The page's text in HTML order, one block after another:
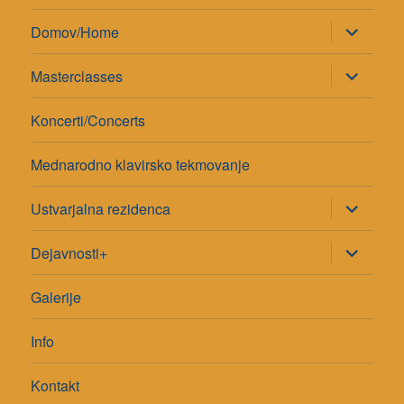
Domov/Home razširi
pod-
meni
Masterclasses
razširi
pod-
meni
Koncerti/Concerts
Mednarodno klavirsko tekmovanje
Ustvarjalna rezidenca razširi
pod-
meni
Dejavnosti+
razširi
pod-
meni
Galerije
Info
Kontakt